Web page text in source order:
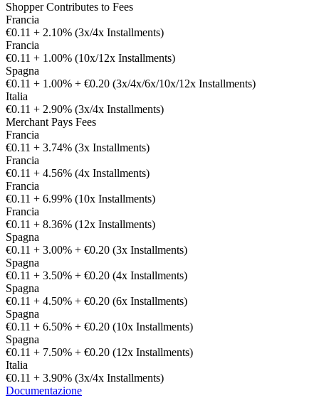
Shopper Contributes to Fees
Francia
€0.11 + 2.10% (3x/4x Installments)
Francia
€0.11 + 1.00% (10x/12x Installments)
Spagna
€0.11 + 1.00% + €0.20 (3x/4x/6x/10x/12x Installments)
Italia
€0.11 + 2.90% (3x/4x Installments)
Merchant Pays Fees
Francia
€0.11 + 3.74% (3x Installments)
Francia
€0.11 + 4.56% (4x Installments)
Francia
€0.11 + 6.99% (10x Installments)
Francia
€0.11 + 8.36% (12x Installments)
Spagna
€0.11 + 3.00% + €0.20 (3x Installments)
Spagna
€0.11 + 3.50% + €0.20 (4x Installments)
Spagna
€0.11 + 4.50% + €0.20 (6x Installments)
Spagna
€0.11 + 6.50% + €0.20 (10x Installments)
Spagna
€0.11 + 7.50% + €0.20 (12x Installments)
Italia
€0.11 + 3.90% (3x/4x Installments)
Documentazione